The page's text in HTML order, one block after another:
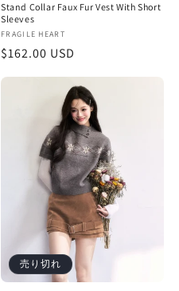
Stand Collar Faux Fur Vest With Short
Sleeves
販
売
FRAGILE HEART
通
常
$162.00 USD
売り切れ